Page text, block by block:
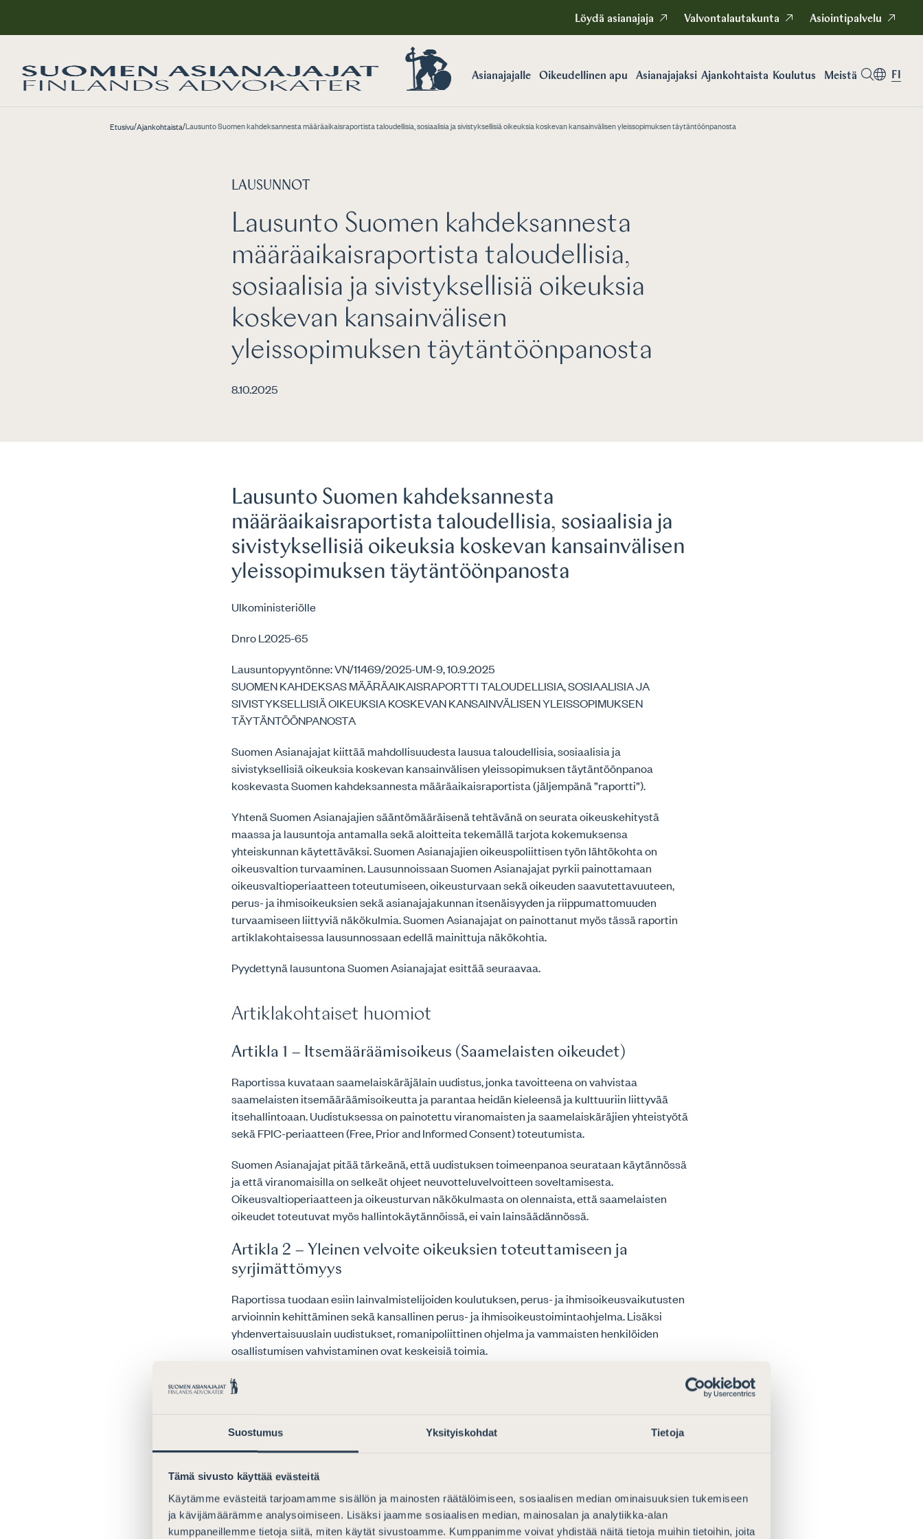
Suostumus Yksityiskohdat Tietoja
Tämä sivusto käyttää evästeitä
Käytämme evästeitä tarjoamamme sisällön ja mainosten räätälöimiseen, sosiaalisen median ominaisuuksien tukemiseen
ja kävijämäärämme analysoimiseen. Lisäksi jaamme sosiaalisen median, mainosalan ja analytiikka-alan
kumppaneillemme tietoja siitä, miten käytät sivustoamme. Kumppanimme voivat yhdistää näitä tietoja muihin tietoihin, joita
Löydä asianajaja Valvontalautakunta Asiointipalvelu
Asianajajalle Oikeudellinen apu Asianajajaksi Ajankohtaista Koulutus Meistä FI
Etusivu/Ajankohtaista/Lausunto Suomen kahdeksannesta määräaikaisraportista taloudellisia, sosiaalisia ja sivistyksellisiä oikeuksia koskevan kansainvälisen yleissopimuksen täytäntöönpanosta
LAUSUNNOT
Lausunto Suomen kahdeksannesta
määräaikaisraportista taloudellisia,
sosiaalisia ja sivistyksellisiä oikeuksia
koskevan kansainvälisen
yleissopimuksen täytäntöönpanosta
8.10.2025
Lausunto Suomen kahdeksannesta
määräaikaisraportista taloudellisia, sosiaalisia ja
sivistyksellisiä oikeuksia koskevan kansainvälisen
yleissopimuksen täytäntöönpanosta
Ulkoministeriölle
Dnro L2025-65
Lausuntopyyntönne: VN/11469/2025-UM-9, 10.9.2025
SUOMEN KAHDEKSAS MÄÄRÄAIKAISRAPORTTI TALOUDELLISIA, SOSIAALISIA JA
SIVISTYKSELLISIÄ OIKEUKSIA KOSKEVAN KANSAINVÄLISEN YLEISSOPIMUKSEN
TÄYTÄNTÖÖNPANOSTA
Suomen Asianajajat kiittää mahdollisuudesta lausua taloudellisia, sosiaalisia ja
sivistyksellisiä oikeuksia koskevan kansainvälisen yleissopimuksen täytäntöönpanoa
koskevasta Suomen kahdeksannesta määräaikaisraportista (jäljempänä ”raportti”).
Yhtenä Suomen Asianajajien sääntömääräisenä tehtävänä on seurata oikeuskehitystä
maassa ja lausuntoja antamalla sekä aloitteita tekemällä tarjota kokemuksensa
yhteiskunnan käytettäväksi. Suomen Asianajajien oikeuspoliittisen työn lähtökohta on
oikeusvaltion turvaaminen. Lausunnoissaan Suomen Asianajajat pyrkii painottamaan
oikeusvaltioperiaatteen toteutumiseen, oikeusturvaan sekä oikeuden saavutettavuuteen,
perus- ja ihmisoikeuksien sekä asianajajakunnan itsenäisyyden ja riippumattomuuden
turvaamiseen liittyviä näkökulmia. Suomen Asianajajat on painottanut myös tässä raportin
artiklakohtaisessa lausunnossaan edellä mainittuja näkökohtia.
Pyydettynä lausuntona Suomen Asianajajat esittää seuraavaa.
Artiklakohtaiset huomiot
Artikla 1 – Itsemääräämisoikeus (Saamelaisten oikeudet)
Raportissa kuvataan saamelaiskäräjälain uudistus, jonka tavoitteena on vahvistaa
saamelaisten itsemääräämisoikeutta ja parantaa heidän kieleensä ja kulttuuriin liittyvää
itsehallintoaan. Uudistuksessa on painotettu viranomaisten ja saamelaiskäräjien yhteistyötä
sekä FPIC-periaatteen (Free, Prior and Informed Consent) toteutumista.
Suomen Asianajajat pitää tärkeänä, että uudistuksen toimeenpanoa seurataan käytännössä
ja että viranomaisilla on selkeät ohjeet neuvotteluvelvoitteen soveltamisesta.
Oikeusvaltioperiaatteen ja oikeusturvan näkökulmasta on olennaista, että saamelaisten
oikeudet toteutuvat myös hallintokäytännöissä, ei vain lainsäädännössä.
Artikla 2 – Yleinen velvoite oikeuksien toteuttamiseen ja
syrjimättömyys
Raportissa tuodaan esiin lainvalmistelijoiden koulutuksen, perus- ja ihmisoikeusvaikutusten
arvioinnin kehittäminen sekä kansallinen perus- ja ihmisoikeustoimintaohjelma. Lisäksi
yhdenvertaisuuslain uudistukset, romanipoliittinen ohjelma ja vammaisten henkilöiden
osallistumisen vahvistaminen ovat keskeisiä toimia.
Suomen Asianajajat pitää perus- ja ihmisoikeusvaikutusten arviointia erittäin tärkeänä
kansalaisten perusoikeuksien toteutumiselle ja korostaa, että perus- ja
ihmisoikeusvaikutusten arviointi tulee olla johdonmukaista ja läpinäkyvää.
säännöllisesti ja erityisesti haavoittuvassa asemassa olevien ryhmien osalta.
Artikla 3 – Sukupuolten tasa-arvo